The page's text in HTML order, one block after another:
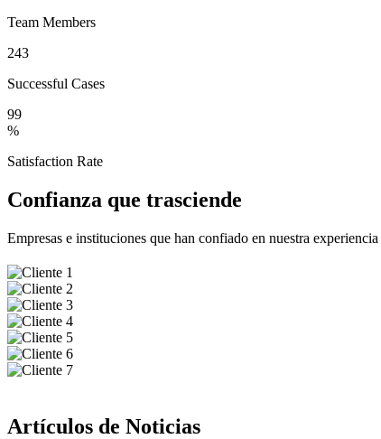
Team Members
243
Successful Cases
99
%
Satisfaction Rate
Confianza que trasciende
Empresas e instituciones que han confiado en nuestra
Artículos de Noticias